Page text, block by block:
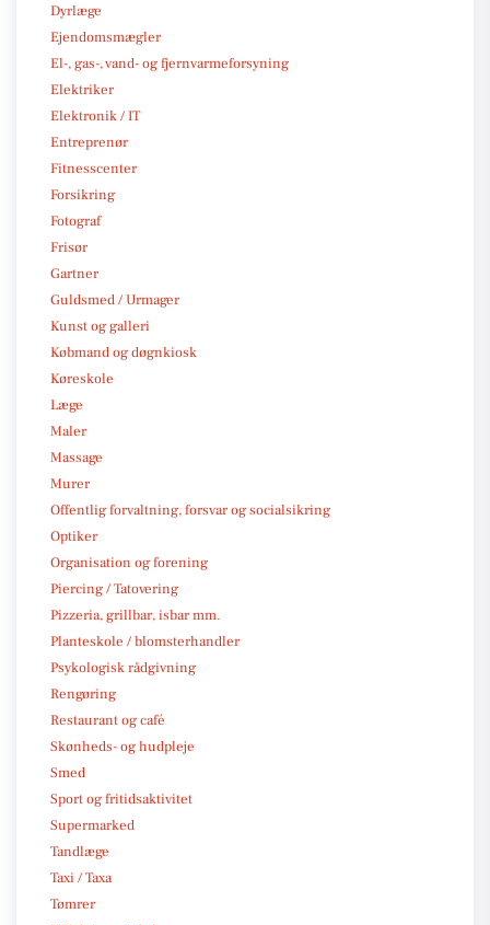
Dyrlæge
Ejendomsmægler
El-, gas-, vand- og fjernvarmeforsyning
Elektriker
Elektronik / IT
Entreprenør
Fitnesscenter
Forsikring
Fotograf
Frisør
Gartner
Guldsmed / Urmager
Kunst og galleri
Købmand og døgnkiosk
Køreskole
Læge
Maler
Massage
Murer
Offentlig forvaltning, forsvar og socialsikring
Optiker
Organisation og forening
Piercing / Tatovering
Pizzeria, grillbar, isbar mm.
Planteskole / blomsterhandler
Psykologisk rådgivning
Rengøring
Restaurant og café
Skønheds- og hudpleje
Smed
Sport og fritidsaktivitet
Supermarked
Tandlæge
Taxi / Taxa
Tømrer